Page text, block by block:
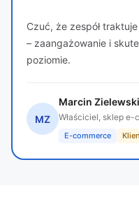
Czuć, że zespół
– zaangażowanie i
poziomie.
MZ
Marcin Zielewski
Właściciel, sklep e-
E-commerce